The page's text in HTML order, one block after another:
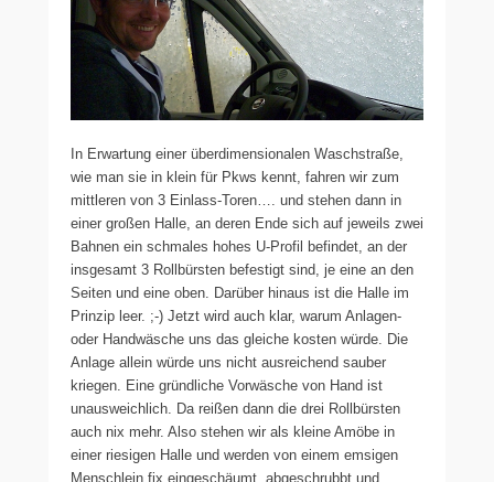
In Erwartung einer überdimensionalen Waschstraße,
wie man sie in klein für Pkws kennt, fahren wir zum
mittleren von 3 Einlass-Toren…. und stehen dann in
einer großen Halle, an deren Ende sich auf jeweils zwei
Bahnen ein schmales hohes U-Profil befindet, an der
insgesamt 3 Rollbürsten befestigt sind, je eine an den
Seiten und eine oben. Darüber hinaus ist die Halle im
Prinzip leer. ;-) Jetzt wird auch klar, warum Anlagen-
oder Handwäsche uns das gleiche kosten würde. Die
Anlage allein würde uns nicht ausreichend sauber
kriegen. Eine gründliche Vorwäsche von Hand ist
unausweichlich. Da reißen dann die drei Rollbürsten
auch nix mehr. Also stehen wir als kleine Amöbe in
einer riesigen Halle und werden von einem emsigen
Menschlein fix eingeschäumt, abgeschrubbt und